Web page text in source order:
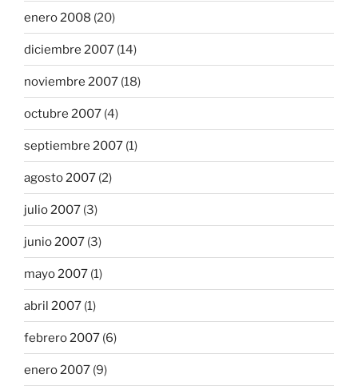
enero 2008 (20)
diciembre 2007 (14)
noviembre 2007 (18)
octubre 2007 (4)
septiembre 2007 (1)
agosto 2007 (2)
julio 2007 (3)
junio 2007 (3)
mayo 2007 (1)
abril 2007 (1)
febrero 2007 (6)
enero 2007 (9)